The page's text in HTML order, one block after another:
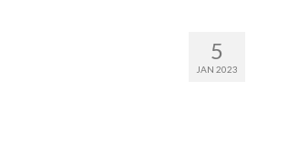
5
JAN 2023